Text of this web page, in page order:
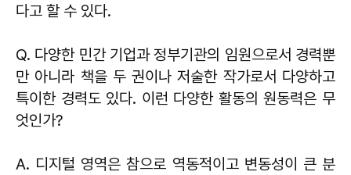
다고 할 수 있다.
Q. 다양한 민간 기업과 정부기관의 임원으로서 경력뿐
만 아니라 책을 두 권이나 저술한 작가로서 다양하고
특이한 경력도 있다. 이런 다양한 활동의 원동력은 무
엇인가?
A. 디지털 영역은 참으로 역동적이고 변동성이 큰 분